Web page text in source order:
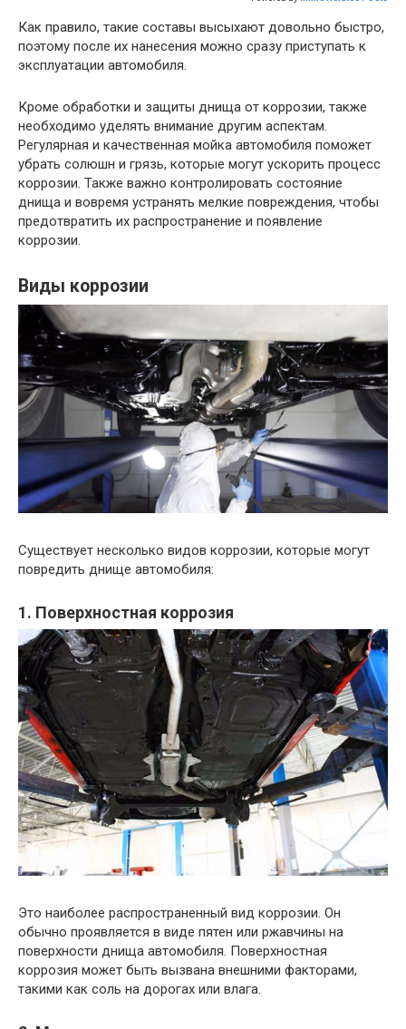
Как правило, такие составы высыхают довольно быстро,
поэтому после их нанесения можно сразу приступать к
эксплуатации автомобиля.
Кроме обработки и защиты днища от коррозии, также
необходимо уделять внимание другим аспектам.
Регулярная и качественная мойка автомобиля поможет
убрать солюшн и грязь, которые могут ускорить процесс
коррозии. Также важно контролировать состояние
днища и вовремя устранять мелкие повреждения, чтобы
предотвратить их распространение и появление
коррозии.
Виды коррозии
Существует несколько видов коррозии, которые могут
повредить днище автомобиля:
1. Поверхностная коррозия
Это наиболее распространенный вид коррозии. Он
обычно проявляется в виде пятен или ржавчины на
поверхности днища автомобиля. Поверхностная
коррозия может быть вызвана внешними факторами,
такими как соль на дорогах или влага.